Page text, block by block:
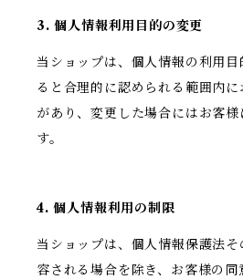
3. 個人情報利用目的の変更
当ショップは、個人情報の利用
ると合理的に認められる範囲内に
があり、変更した場合にはお客
す。
4. 個人情報利用の制限
当ショップは、個人情報保護法
容される場合を除き、お客様の同